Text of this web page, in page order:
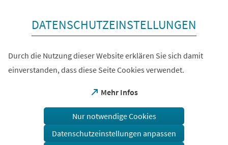
DATENSCHUTZEINSTELLUNGEN
Durch die Nutzung dieser Website erklären Sie sich damit
einverstanden, dass diese Seite Cookies verwendet.
Mehr Infos
(Öffnet
einem
Tab)
Nur notwendige Cookies
Datenschutzeinstellungen anpassen